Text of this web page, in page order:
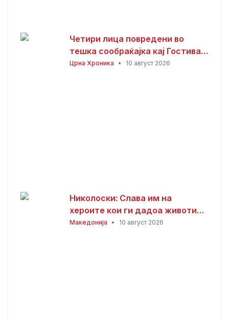
Четири лица повредени во
тешка сообраќајка кај Гостивар,
судир меѓу четири автомобили
Црна Хроника • 10 август 2026
Николоски: Слава им на
хероите кои ги дадоа животите
за Македонија
Македонија • 10 август 2026